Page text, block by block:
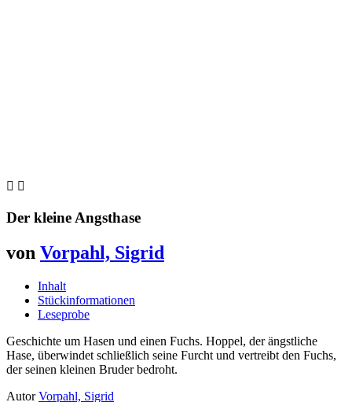
 
Der kleine Angsthase
von Vorpahl, Sigrid
Inhalt
Stückinformationen
Leseprobe
Geschichte um Hasen und einen Fuchs. Hoppel, der ängstliche
Hase, überwindet schließlich seine Furcht und vertreibt den Fuchs,
der seinen kleinen Bruder bedroht.
Autor Vorpahl, Sigrid